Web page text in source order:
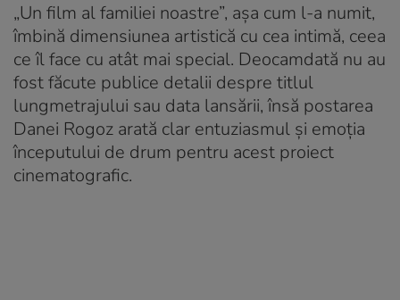
„Un film al familiei noastre”, așa cum l-a numit,
îmbină dimensiunea artistică cu cea intimă, ceea
ce îl face cu atât mai special. Deocamdată nu au
fost făcute publice detalii despre titlul
lungmetrajului sau data lansării, însă postarea
Danei Rogoz arată clar entuziasmul și emoția
începutului de drum pentru acest proiect
cinematografic.